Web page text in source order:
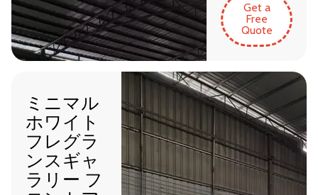
Get a
Free
Quote
ミニマル
ホワイト
フレグラ
ンスギャ
ラリー フ